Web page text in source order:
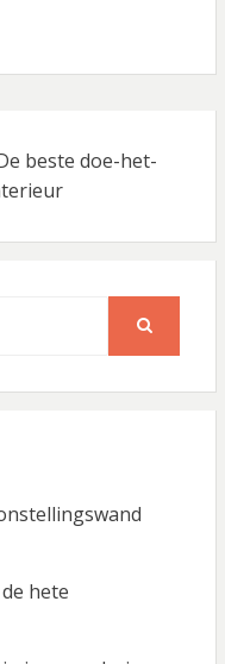
beste doe-het-
hete